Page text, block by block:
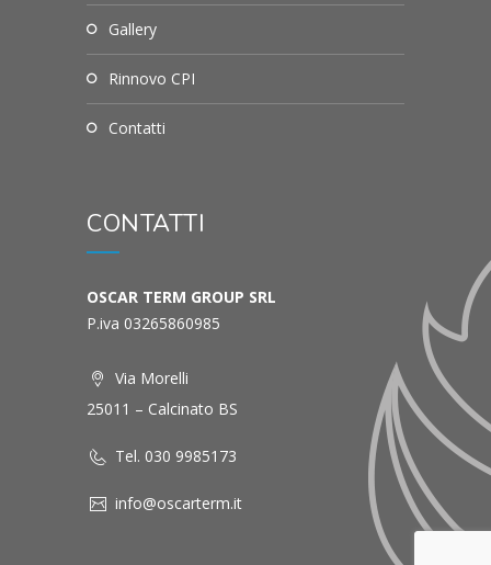
Gallery
Rinnovo CPI
Contatti
CONTATTI
OSCAR TERM GROUP SRL
P.iva 03265860985
Via Morelli
25011 – Calcinato BS
Tel. 030 9985173
info@oscarterm.it